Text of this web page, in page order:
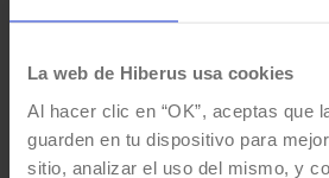
La web de Hiberus usa cookies
Al hacer clic en “OK”, aceptas que
guarden en tu dispositivo para
sitio, analizar el uso del mismo, y
que no te deja dormir… y, ¿por…